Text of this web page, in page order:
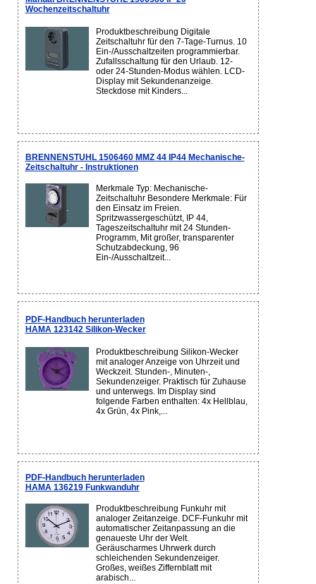
Wochenzeitschaltuhr
Produktbeschreibung Digitale
Zeitschaltuhr für den 7-Tage-Turnus. 10
Ein-/Ausschaltzeiten programmierbar.
Zufallsschaltung für den Urlaub. 12-
oder 24-Stunden-Modus wählen. LCD-
Display mit Sekundenanzeige.
Steckdose mit Kinders...
BRENNENSTUHL 1506460 MMZ 44 IP44 Mechanische-
Zeitschaltuhr - Instruktionen
Merkmale Typ: Mechanische-
Zeitschaltuhr Besondere Merkmale: Für
den Einsatz im Freien.
Spritzwassergeschützt, IP 44,
Tageszeitschaltuhr mit 24 Stunden-
Programm, Mit großer, transparenter
Schutzabdeckung, 96
Ein-/Ausschaltzeit...
PDF-Handbuch herunterladen
HAMA 123142 Silikon-Wecker
Produktbeschreibung Silikon-Wecker
mit analoger Anzeige von Uhrzeit und
Weckzeit. Stunden-, Minuten-,
Sekundenzeiger. Praktisch für Zuhause
und unterwegs. Im Display sind
folgende Farben enthalten: 4x Hellblau,
4x Grün, 4x Pink,...
PDF-Handbuch herunterladen
HAMA 136219 Funkwanduhr
Produktbeschreibung Funkuhr mit
analoger Zeitanzeige. DCF-Funkuhr mit
automatischer Zeitanpassung an die
genaueste Uhr der Welt.
Geräuscharmes Uhrwerk durch
schleichenden Sekundenzeiger.
Großes, weißes Ziffernblatt mit
arabisch...